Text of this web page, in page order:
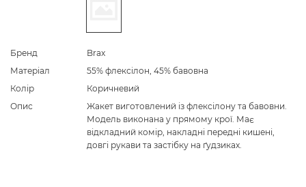
Бренд
Brax
Матеріал
55% флексілон, 45% бавовна
Колір
Коричневий
Опис
Жакет виготовлений із флексілону та бавовни.
Модель виконана у прямому крої. Має
відкладний комір, накладні передні кишені,
довгі рукави та застібку на ґудзиках.